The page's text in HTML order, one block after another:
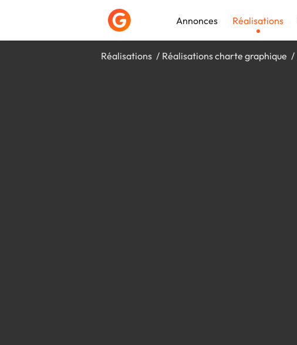
Annonces Réalisations
Réalisations Réalisations charte graphique